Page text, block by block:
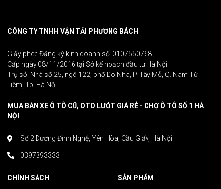
CÔNG TY TNHH VẬN TẢI PHƯƠNG BÁCH
Giấy phép Đăng ký kinh doanh số: 0107550768.
Cấp ngày 08/11/2016 tại Sở kế hoạch đầu tư Hà Nội.
Trụ sở: Nhà số 25, ngõ 122, phố Do Nha, P. Tây Mỗ, Q. Nam Từ
Liêm, Tp. Hà Nội
MUA BÁN XE Ô TÔ CŨ, OTO LƯỚT GIÁ RẺ - CHỢ Ô TÔ SỐ 1 HÀ
NỘI
Số 2 Dương Đình Nghệ, Yên Hòa, Cầu Giấy, Hà Nội
0397393333
CHÍNH SÁCH SẢN PHẨM